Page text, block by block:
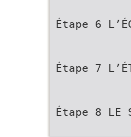
Étape 6
Étape 7
Étape 8 LE